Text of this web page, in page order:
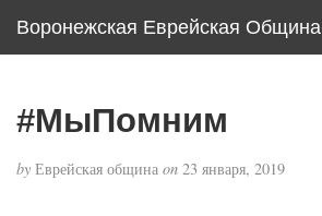
Воронежская Еврейская Община
#МыПомним
by Еврейская община on 23 января, 2019